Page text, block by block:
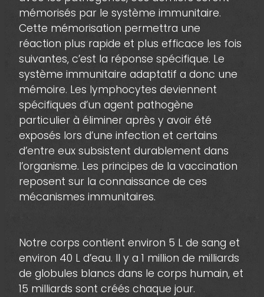
mémorisés par le système immunitaire.
Cette mémorisation permettra une
réaction plus rapide et plus efficace les fois
suivantes, c’est la réponse spécifique. Le
système immunitaire adaptatif a donc une
mémoire. Les lymphocytes deviennent
spécifiques d’un agent pathogène
particulier à éliminer après y avoir été
exposés lors d’une infection et certains
d’entre eux subsistent durablement dans
l’organisme. Les principes de la vaccination
reposent sur la connaissance de ces
mécanismes immunitaires.
Notre corps contient environ 5 L de sang et
environ 40 L d’eau. Il y a 1 million de milliards
de globules blancs dans le corps humain, et
15 milliards sont créés chaque jour.